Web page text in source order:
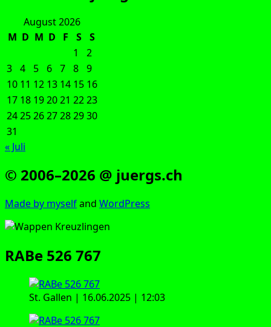
August 2026
M D M D F S
S
1
2
3 4 5 6 7 8 9
10 11 12 13 14 15 16
17 18 192021 2223
24252627282930
31
« Juli
© 2006–2026 @ juergs.ch
Made by mys­elfand Word­Press
RABe 526 767
St. Gal­len | 16.06.2025 | 12:03